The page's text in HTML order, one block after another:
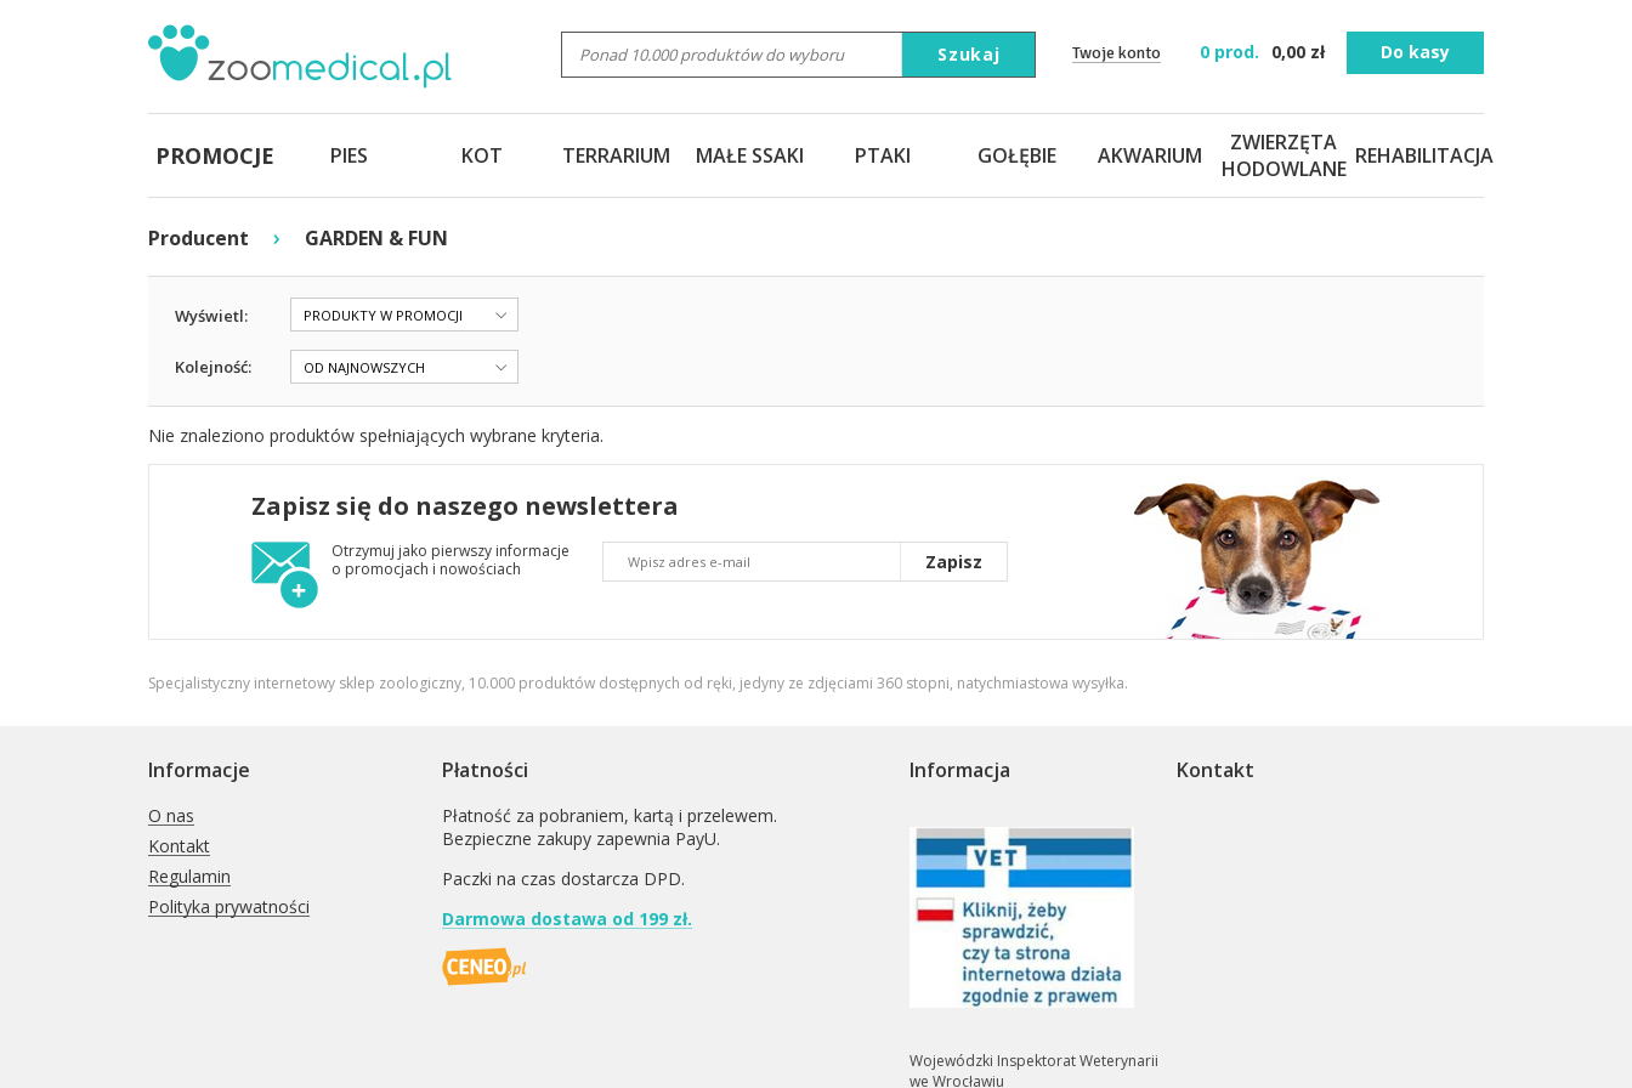
Twoje konto 0 prod. 0,00 zł Do kasy
Szukaj
PROMOCJE PIES KOT TERRARIUM MAŁE SSAKI PTAKI GOŁĘBIE AKWARIUM
ZWIERZĘTA
HODOWLANE REHABILITACJA
Producent › GARDEN & FUN
Wyświetl: PRODUKTY W PROMOCJI
Kolejność: OD NAJNOWSZYCH
Nie znaleziono produktów spełniających wybrane kryteria.
Zapisz się do naszego newslettera
Otrzymuj jako pierwszy informacje
o promocjach i nowościach
Zapisz
Specjalistyczny internetowy sklep zoologiczny, 10.000 produktów dostępnych od ręki, jedyny ze zdjęciami 360 stopni, natychmiastowa wysyłka.
Informacje
O nas
Kontakt
Regulamin
Polityka prywatności
Płatności
Płatność za pobraniem, kartą i przelewem.
Bezpieczne zakupy zapewnia PayU.
Paczki na czas dostarcza DPD.
Darmowa dostawa od 199 zł.
Informacja
Wojewódzki Inspektorat Weterynarii
we Wrocławiu
Kontakt